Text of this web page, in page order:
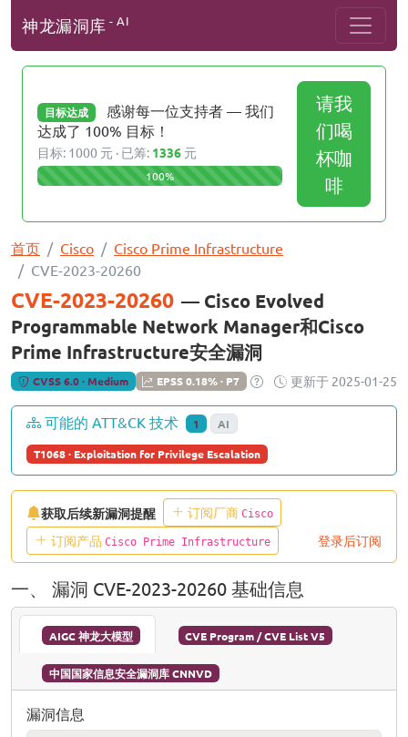
神龙漏洞库 - AI
目标达成
感谢每一位支持者 — 我们
达成了 100% 目标！
目标: 1000 元 · 已筹: 1336 元
100%
请我
们喝
杯咖
啡
首页 Cisco
Cisco Prime Infrastructure
CVE-2023-20260
CVE-2023-20260 — Cisco Evolved
Programmable Network Manager和Cisco
Prime Infrastructure安全漏洞
CVSS 6.0 · Medium EPSS 0.18% · P7 更新于 2025-01-25
可能的 ATT&CK 技术 1 AI
T1068 · Exploitation for Privilege Escalation
获取后续新漏洞提醒 订阅厂商 Cisco
订阅产品 Cisco Prime Infrastructure 登录后订阅
一、 漏洞 CVE-2023-20260 基础信息
AIGC 神龙大模型 CVE Program / CVE List V5
中国国家信息安全漏洞库 CNNVD
漏洞信息